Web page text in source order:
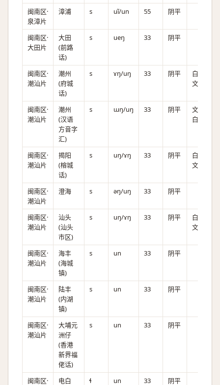
闽南区·
泉漳片
漳浦 s uĩ/un 55 阴平
闽南区·
大田片
大田
(前路
话)
s ueŋ 33 阴平
闽南区·
潮汕片
潮州
(府城
话)
s ɤŋ/uŋ 33 阴平
白,
文
闽南区·
潮汕片
潮州
(汉语
方音字
汇)
s ɯŋ/uŋ 33 阴平
文,
白
闽南区·
潮汕片
揭阳
(榕城
话)
s uŋ/ɤŋ 33 阴平
白,
文
闽南区·
潮汕片
澄海 s əŋ/uŋ 33 阴平
闽南区·
潮汕片
汕头
(汕头
市区)
s uŋ/ɤŋ 33 阴平
白,
文
闽南区·
潮汕片
海丰
(海城
镇)
s un 33 阴平
闽南区·
潮汕片
陆丰
(内湖
镇)
s un 33 阴平
闽南区·
潮汕片
大埔元
洲仔
(香港
新界福
佬话)
s un 33 阴平
闽南区·
电白
ɬ un 33
阴平